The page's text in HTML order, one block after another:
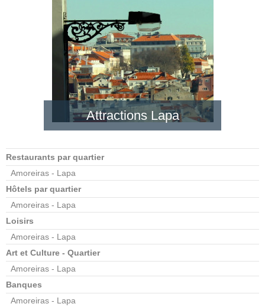
Attractions Lapa
Restaurants par quartier
Amoreiras - Lapa
Hôtels par quartier
Amoreiras - Lapa
Loisirs
Amoreiras - Lapa
Art et Culture - Quartier
Amoreiras - Lapa
Banques
Amoreiras - Lapa